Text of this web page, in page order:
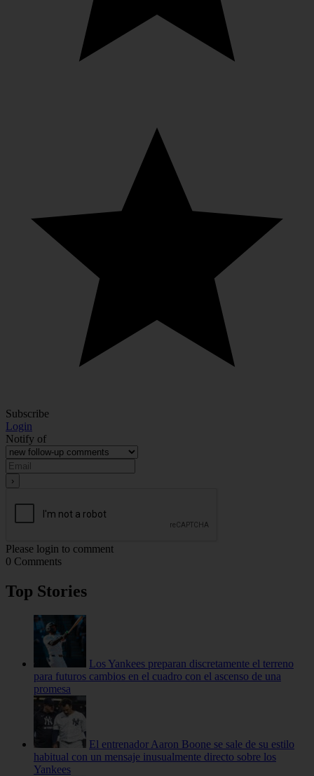
Subscribe
Login
Notify of
Please login to comment
0 Comments
Top Stories
Los Yankees preparan discretamente el terreno
para futuros cambios en el cuadro con el ascenso de una
promesa
El entrenador Aaron Boone se sale de su estilo
habitual con un mensaje inusualmente directo sobre los
Yankees